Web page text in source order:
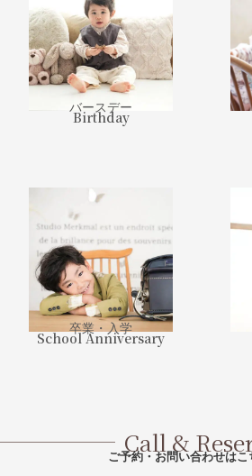
Birthday
バースデー
School Anniversary
卒業・入学
Call &
ご予約・お問い合わせはこ